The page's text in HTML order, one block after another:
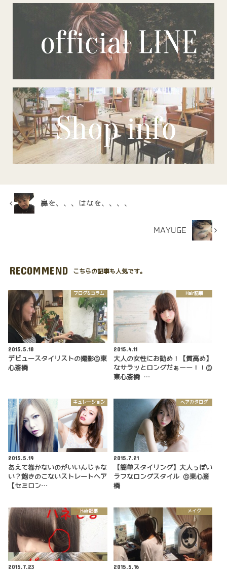
鼻を、、、はなを、、、、
MAYUGE
RECOMMEND こちらの記事も人気です。
ブログ&コラム
2015.5.18
デビュースタイリストの撮影@東
心斎橋
Hair記事
2015.4.11
大人の女性にお勧め！【質高め】
なサラッとロングだぁーー！！@
東心斎橋 …
キュレーション
2015.5.19
あえて巻かないのがいいんじゃな
い？飽きのこないストレートヘア
【セミロン…
ヘアカタログ
2015.7.21
【簡単スタイリング】大人っぽい
ラフなロングスタイル @東心斎
橋
Hair記事
2015.7.23
メイク
2015.5.16